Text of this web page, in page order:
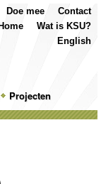
Projecten
Contact
Doe mee
Wat is KSU?
Home
English